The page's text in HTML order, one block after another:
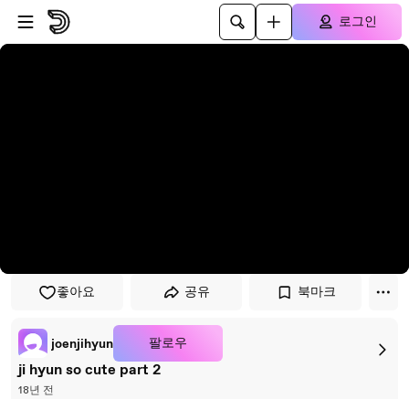
플레이어로 건너뛰기
본문으로 건너뛰기
로그인
좋아요 공유 북마크
joenjihyun 팔로우
ji hyun so cute part 2
18년 전